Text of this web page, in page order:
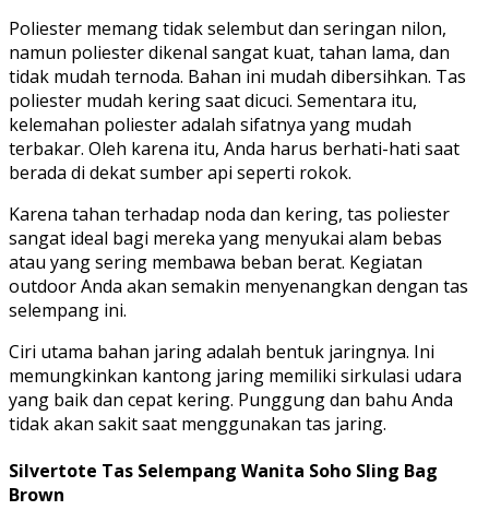
Poliester memang tidak selembut dan seringan nilon,
namun poliester dikenal sangat kuat, tahan lama, dan
tidak mudah ternoda. Bahan ini mudah dibersihkan. Tas
poliester mudah kering saat dicuci. Sementara itu,
kelemahan poliester adalah sifatnya yang mudah
terbakar. Oleh karena itu, Anda harus berhati-hati saat
berada di dekat sumber api seperti rokok.
Karena tahan terhadap noda dan kering, tas poliester
sangat ideal bagi mereka yang menyukai alam bebas
atau yang sering membawa beban berat. Kegiatan
outdoor Anda akan semakin menyenangkan dengan tas
selempang ini.
Ciri utama bahan jaring adalah bentuk jaringnya. Ini
memungkinkan kantong jaring memiliki sirkulasi udara
yang baik dan cepat kering. Punggung dan bahu Anda
tidak akan sakit saat menggunakan tas jaring.
Silvertote Tas Selempang Wanita Soho Sling Bag
Brown